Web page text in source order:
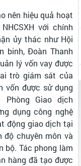
nên hiệu quả hoạt
với chính
ủy thác như Hội
binh, Đoàn Thanh
lý vốn vay được
trò giám sát của
vốn được sử dụng
Giao dịch
dụng công nghệ
động giao dịch tại
độ chuyên môn và
bộ. Tác phong làm
hàng đã tạo được